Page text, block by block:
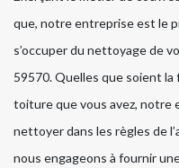
que, notre entreprise est le
s’occuper du nettoyage de
59570. Quelles que soient
toiture que vous avez, notre
nettoyer dans les règles de
nous engageons à fournir